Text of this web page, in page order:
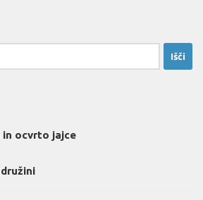
in ocvrto jajce